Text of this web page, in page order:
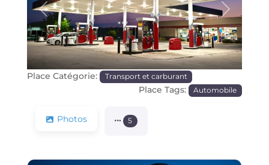
Précédente Prochaine
Place Catégorie: Transport et carburant
Place Tags: Automobile
Photos 5